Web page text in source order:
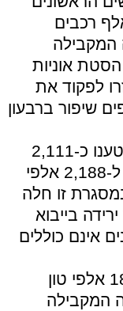
2024 נפרקו בנמל כ-7 אלף רכבים
המקבילה
אוניות
בחודש מרץ 2024 חזרו לפקוד את
שיפור ברבעון
מגזר התפזורת – בסה"כ נפרקו ונטענו כ-2,111
אלפי טון תפזורת, זאת, בהשוואה ל-2,188 אלפי
זו חלה
בייבוא
אינם כוללים
היקף המטען הכללי הסתכם ב-181 אלפי טון
המקבילה